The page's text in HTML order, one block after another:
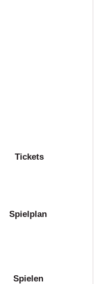
Tickets
Spielplan
Spielen